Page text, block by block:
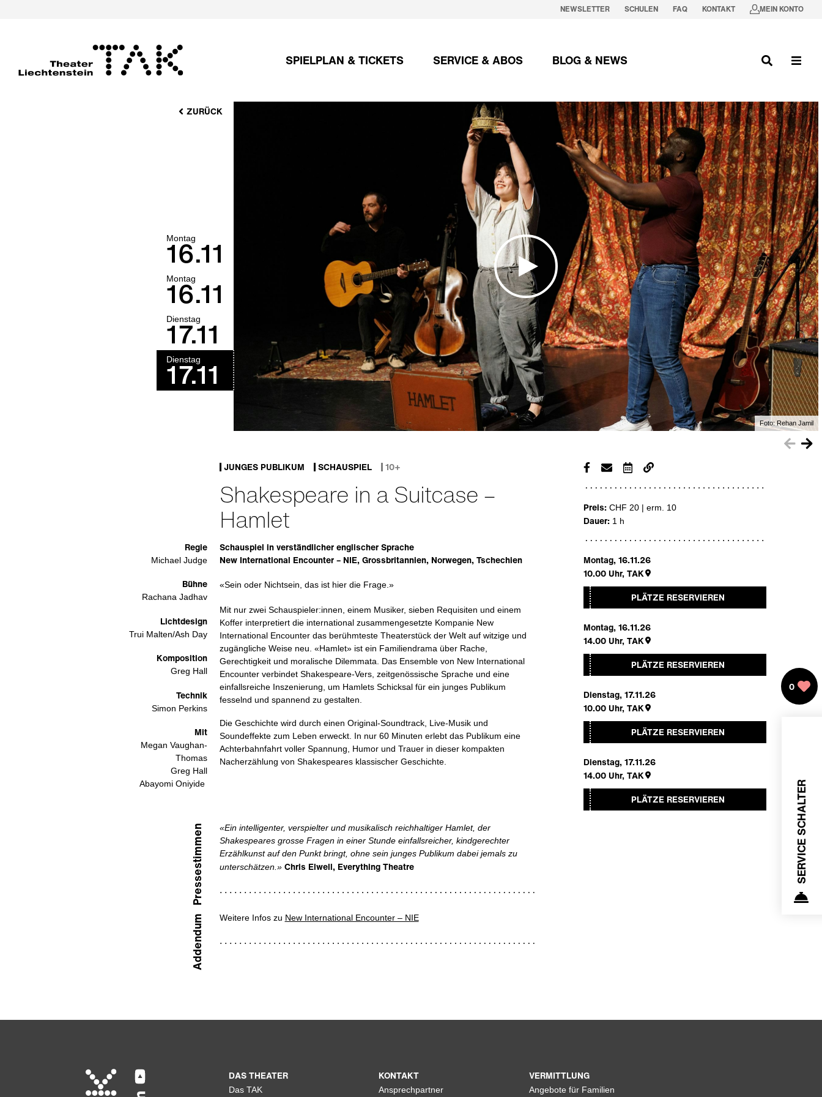
NEWSLETTER SCHULEN FAQ KONTAKT MEIN KONTO
SPIELPLAN & TICKETS SERVICE & ABOS BLOG & NEWS
ZURÜCK
Montag
16.11
Montag
16.11
Dienstag
17.11
Dienstag
17.11
Foto:Rehan Jamil
JUNGES PUBLIKUM SCHAUSPIEL 10+
Shakespeare in a Suitcase –
Hamlet
Schauspiel in verständlicher englischer Sprache
New International Encounter – NIE, Grossbritannien, Norwegen, Tschechien
«Sein oder Nichtsein, das ist hier die Frage.»
Mit nur zwei Schauspieler:innen, einem Musiker, sieben Requisiten und einem
Koffer interpretiert die international zusammengesetzte Kompanie New
International Encounter das berühmteste Theaterstück der Welt auf witzige und
zugängliche Weise neu. «Hamlet» ist ein Familiendrama über Rache,
Gerechtigkeit und moralische Dilemmata. Das Ensemble von New International
Encounter verbindet Shakespeare-Vers, zeitgenössische Sprache und eine
einfallsreiche Inszenierung, um Hamlets Schicksal für ein junges Publikum
fesselnd und spannend zu gestalten.
Die Geschichte wird durch einen Original-Soundtrack, Live-Musik und
Soundeffekte zum Leben erweckt. In nur 60 Minuten erlebt das Publikum eine
Achterbahnfahrt voller Spannung, Humor und Trauer in dieser kompakten
Nacherzählung von Shakespeares klassischer Geschichte.
Regie
Michael Judge
Bühne
Rachana Jadhav
Lichtdesign
Trui Malten/Ash Day
Komposition
Greg Hall
Technik
Simon Perkins
Mit
Megan Vaughan-
Thomas
Greg Hall
Abayomi Oniyide
Pressestimmen
«Ein intelligenter, verspielter und musikalisch reichhaltiger Hamlet, der
Shakespeares grosse Fragen in einer Stunde einfallsreicher, kindgerechter
Erzählkunst auf den Punkt bringt, ohne sein junges Publikum dabei jemals zu
unterschätzen.» Chris Elwell, Everything Theatre
Addendum Weitere Infos zu New International Encounter – NIE
Preis: CHF 20 | erm. 10
Dauer: 1 h
Montag, 16.11.26
10.00 Uhr,TAK
PLÄTZE RESERVIEREN
Montag, 16.11.26
14.00 Uhr,TAK
PLÄTZE RESERVIEREN
Dienstag, 17.11.26
10.00 Uhr,TAK
PLÄTZE RESERVIEREN
Dienstag, 17.11.26
14.00 Uhr,TAK
PLÄTZE RESERVIEREN
SERVICE SCHALTER
0
DAS THEATER
Das TAK
KONTAKT
Ansprechpartner
VERMITTLUNG
Angebote für Familien